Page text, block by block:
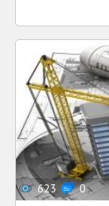
623 0